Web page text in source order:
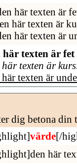
här texten är
här texten är
här texten är
här texten är fet
här texten är
här texten är
dig betona din
värde[/
här